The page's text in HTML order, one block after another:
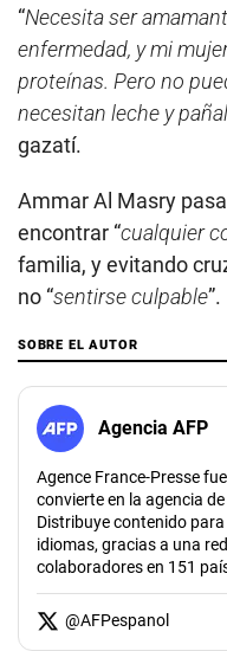
“Necesita ser
enfermedad, y mi
proteínas. Pero no
necesitan leche y
gazatí.
Ammar Al Masry
encontrar “cualquier
familia, y evitando
no “sentirse culpable”.
SOBRE EL AUTOR
Agencia AFP
Agence France-Presse
convierte en la agencia
Distribuye contenido
idiomas, gracias a una
colaboradores en 151
@AFPespanol